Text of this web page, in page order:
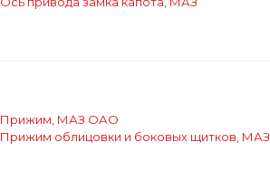
Прижим, МАЗ ОАО
Прижим облицовки и боковых щитков, МАЗ